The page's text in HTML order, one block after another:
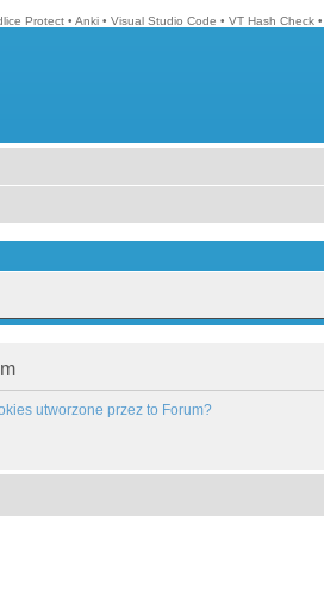
Protect • Anki • Visual Studio Code • VT Hash Check •
utworzone przez to Forum?